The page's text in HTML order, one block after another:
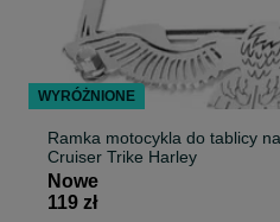
Ramka motocykla do tablicy
Cruiser Trike Harley
Nowe
119 zł
WYRÓŻNIONE